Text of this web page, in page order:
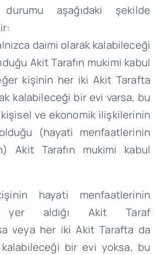
aşağıdaki şekilde
daimi olarak kalabileceği
Akit Tarafın mukimi kabul
kişinin her iki Akit Tarafta
kalabileceği bir evi varsa, bu
kişisel ve ekonomik ilişkilerinin
(hayati menfaatlerinin
Akit Tarafın mukimi kabul
hayati menfaatlerinin
yer aldığı Akit Taraf
veya her iki Akit Tarafta da
bir evi yoksa, bu